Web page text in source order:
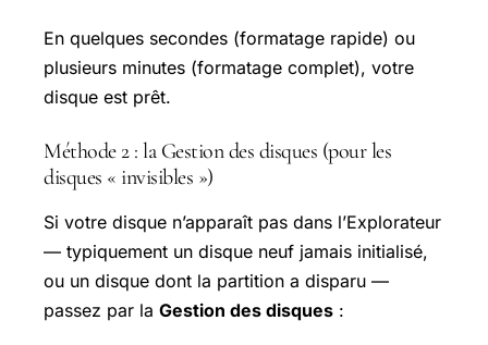
En quelques secondes (formatage rapide) ou
plusieurs minutes (formatage complet), votre
disque est prêt.
Méthode 2 : la Gestion des disques (pour les
disques « invisibles »)
Si votre disque n’apparaît pas dans l’Explorateur
— typiquement un disque neuf jamais initialisé,
ou un disque dont la partition a disparu —
passez par la Gestion des disques :